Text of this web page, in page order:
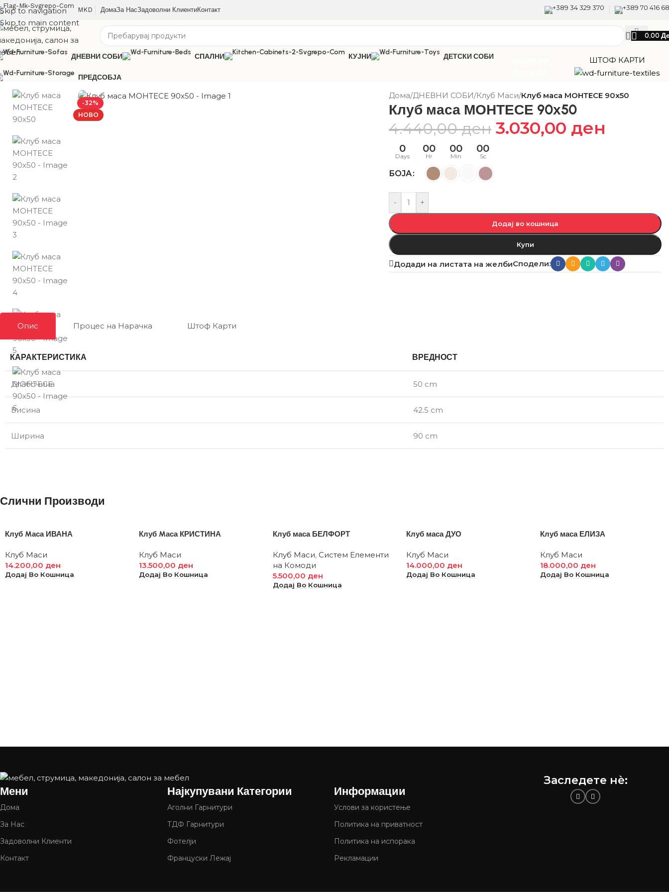
Skip to navigation
Skip to main content
MKD ДомаЗа НасЗадоволни КлиентиКонтакт +389 34 329 370 +389 70 416
0,00
ДНЕВНИ СОБИ СПАЛНИ КУЈНИ ДЕТСКИ СОБИ
ПРЕДСОБЈА
ШТОФ КАРТИ
-32%
НОВО
Дома/ДНЕВНИ СОБИ/Клуб Маси/Клуб маса МОНТЕСЕ 90х50
Клуб маса МОНТЕСЕ 90х50
4.440,00ден 3.030,00 ден
0
Days
00
Hr
00
Min
00
Sc
БОЈА
- +
Додај во кошница
Купи
Додади на листата на желбиСподели:
Опис Процес на Нарачка Штоф Карти
КАРАКТЕРИСТИКА ВРЕДНОСТ
Длабочина 50 cm
Висина 42.5 cm
Ширина 90 cm
Слични Производи
Клуб Mаса ИВАНА
Клуб Маси
14.200,00 ден
Додај Во Кошница
Клуб Mаса КРИСТИНА
Клуб Маси
13.500,00 ден
Додај Во Кошница
Клуб маса БЕЛФОРТ
Клуб Маси, Систем Елементи
на Комоди
5.500,00 ден
Додај Во Кошница
Клуб маса ДУО
Клуб Маси
14.000,00 ден
Додај Во Кошница
Клуб маса ЕЛИЗА
Клуб Маси
18.000,00 ден
Додај Во Кошница
Мени
Дома
За Нас
Задоволни Клиенти
Контакт
Најкупувани Категории
Аголни Гарнитури
ТДФ Гарнитури
Фотелји
Француски Лежај
Информации
Услови за користење
Политика на приватност
Политика на испорака
Рекламации
Заследете нѐ: